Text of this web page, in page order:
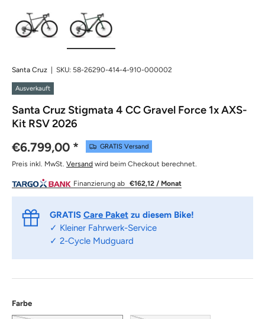
Santa Cruz | SKU: 58-26290-414-4-910-000002
Ausverkauft
Santa Cruz Stigmata 4 CC Gravel Force 1x AXS-
Kit RSV 2026
€6.799,00 * GRATIS Versand
Preis inkl. MwSt. Versand wird beim Checkout berechnet.
Finanzierung ab €162,12 / Monat
GRATIS Care Paket zu diesem Bike!
✓ Kleiner Fahrwerk-Service
✓ 2-Cycle Mudguard
Farbe